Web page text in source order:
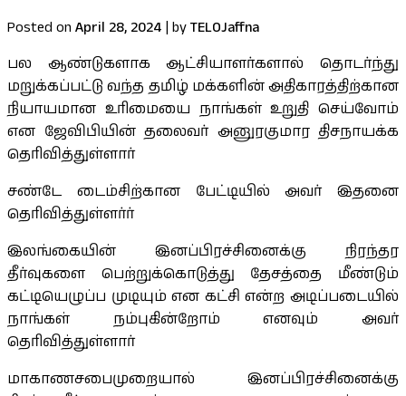
Posted on April 28, 2024 | byTELOJaffna
பல ஆண்டுகளாக ஆட்சியாளர்களால் தொடர்ந்து
மறுக்கப்பட்டு வந்த தமிழ் மக்களின் அதிகாரத்திற்கான
நியாயமான உரிமையை நாங்கள் உறுதி செய்வோம்
என ஜேவிபியின் தலைவர் அனுரகுமார திசநாயக்க
தெரிவித்துள்ளார்
சண்டே டைம்சிற்கான பேட்டியில் அவர் இதனை
தெரிவித்துள்ளர்ர்
இலங்கையின் இனப்பிரச்சினைக்கு நிரந்தர
தீர்வுகளை பெற்றுக்கொடுத்து தேசத்தை மீண்டும்
கட்டியெழுப்ப முடியும் என கட்சி என்ற அடிப்படையில்
நாங்கள் நம்புகின்றோம் எனவும் அவர்
தெரிவித்துள்ளார்
மாகாணசபைமுறையால் இனப்பிரச்சினைக்கு